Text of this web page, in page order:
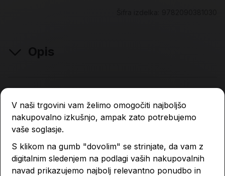
Opis
Lastnosti izdelka
Podobni izdelki
V naši trgovini vam želimo omogočiti najboljšo
nakupovalno izkušnjo, ampak zato potrebujemo
vaše soglasje.
S klikom na gumb "dovolim" se strinjate, da vam z
digitalnim sledenjem na podlagi vaših nakupovalnih
navad prikazujemo najbolj relevantno ponudbo in